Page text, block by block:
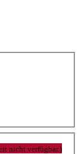
nicht verfügbar.)